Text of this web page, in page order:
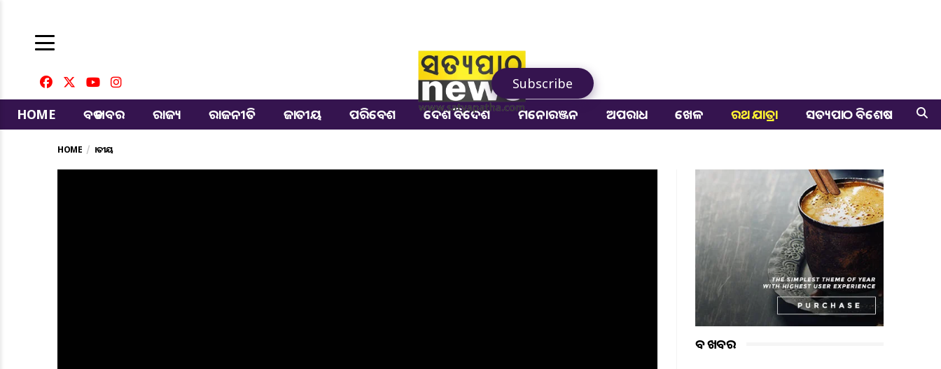
Subscribe
HOME
ବଡ ଖବର ରାଜ୍ୟ ରାଜନୀତି ଜାତୀୟ ପରିବେଶ ଦେଶ ବିଦେଶ ମନୋରଞ୍ଜନ ଅପରାଧ ଖେଳ ରଥ ଯାତ୍ରା ସତ୍ୟପାଠ ବିଶେଷ
HOME ଜାତୀୟ
ବଡ ଖବର